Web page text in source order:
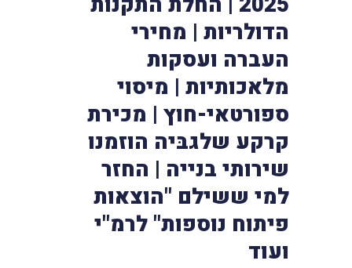
הדולריות | מחירי
העברה ועסקות
מלאכותיות | מיסוי
ספורטאי-חוץ | מכירת
קרקע שלגבּיה הוזמנו
שירותי בנייה | החזר
למי ששילם "הוצאות
פיתוח נוספות" לרמ"י
ועוד